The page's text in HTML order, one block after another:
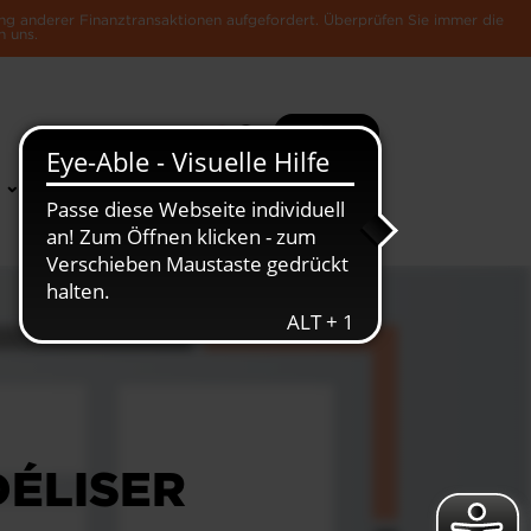
anderer Finanztransaktionen aufgefordert. Überprüfen Sie immer die
uns.
Suche Mehr
News &
Die Luxemburger